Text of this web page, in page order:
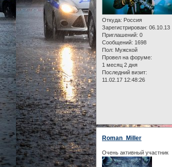
Откуда: Россия
Зарегистрирован: 06.10.13
Приглашений: 0
Сообщений: 1698
Пол: Мужской
Провел на форуме:
1 месяц 2 дня
Последний визит:
11.02.17 12:48:26
Roman_Miller
Очень активный участник